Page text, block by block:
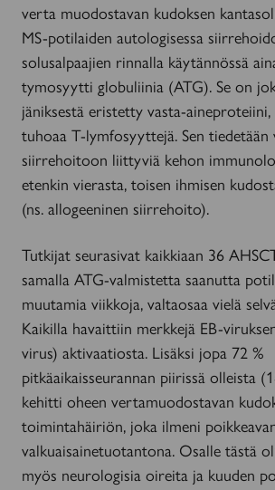
verta muodostavan kudoksen
MS-potilaiden autologisessa
solusalpaajien rinnalla käytännössä
tymosyytti globuliinia (ATG). Se on
jäniksestä eristetty vasta-
tuhoaa T-lymfosyyttejä. Sen tiedetään
siirrehoitoon liittyviä kehon
etenkin vierasta, toisen ihmisen
(ns. allogeeninen siirrehoito).
Tutkijat seurasivat kaikkiaan 36
samalla ATG-valmistetta saanutta
muutamia viikkoja, valtaosaa vielä
Kaikilla havaittiin merkkejä EB-
virus) aktivaatiosta. Lisäksi jopa 72 %
pitkäaikaisseurannan piirissä olleista
kehitti oheen vertamuodostavan
toimintahäiriön, joka ilmeni
valkuaisainetuotantona. Osalle tästä
myös neurologisia oireita ja kuuden